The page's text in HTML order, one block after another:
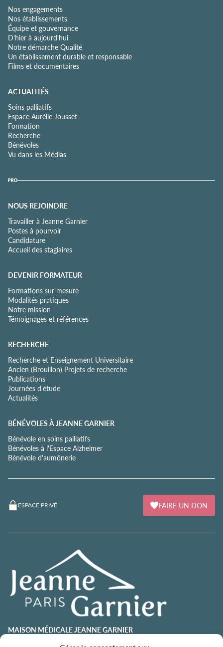
Nos engagements
Nos établissements
Équipe et gouvernance
D'hier à aujourd'hui
Notre démarche Qualité
Un établissement durable et responsable
Films et documentaires
ACTUALITÉS
Soins palliatifs
Espace Aurélie Jousset
Formation
Recherche
Bénévoles
Vu dans les Médias
NOUS REJOINDRE
Travailler à Jeanne Garnier
Postes à pourvoir
Candidature
Accueil des stagiaires
DEVENIR FORMATEUR
Formations sur mesure
Modalités pratiques
Notre mission
Témoignages et références
RECHERCHE
Recherche et Enseignement Universitaire
Ancien (Brouillon) Projets de recherche
Publications
Journées d'étude
Actualités
BÉNÉVOLES À JEANNE GARNIER
Bénévole en soins palliatifs
Bénévoles à l'Espace Alzheimer
Bénévole d'aumônerie
ESPACE PRIVÉ FAIRE UN DON
MAISON MÉDICALE JEANNE GARNIER